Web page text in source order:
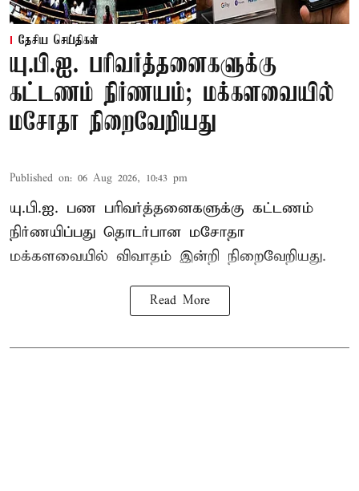
தேசிய செய்திகள்
யு.பி.ஐ. பரிவர்த்தனைகளுக்கு
கட்டணம் நிர்ணயம்; மக்களவையில்
மசோதா நிறைவேறியது
Published on: 06 Aug 2026, 10:43 pm
யு.பி.ஐ. பண பரிவர்த்தனைகளுக்கு கட்டணம்
நிர்ணயிப்பது தொடர்பான மசோதா
மக்களவையில் விவாதம் இன்றி நிறைவேறியது.
Read More